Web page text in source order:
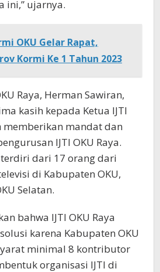
ini,” ujarnya.
OKU Gelar Rapat,
Kormi Ke 1 Tahun 2023
Raya, Herman Sawiran,
kasih kepada Ketua IJTI
memberikan mandat dan
IJTI OKU Raya.
dari 17 orang dari
di Kabupaten OKU,
Selatan.
bahwa IJTI OKU Raya
karena Kabupaten OKU
minimal 8 kontributor
organisasi IJTI di